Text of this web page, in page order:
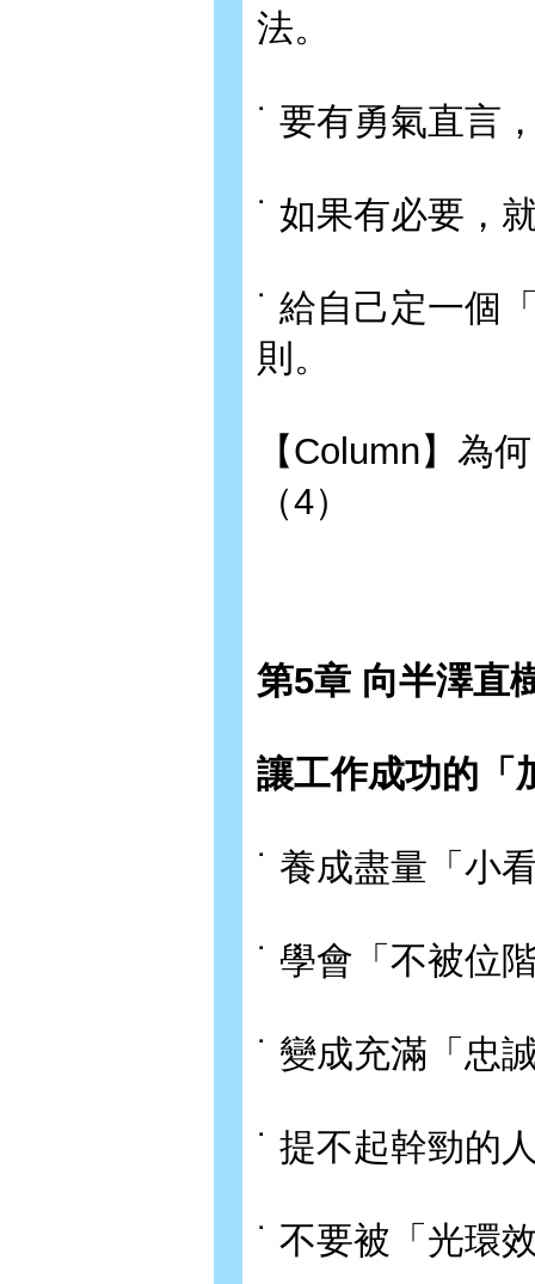
法。
˙ 要有勇氣直言
˙ 如果有必要，
˙ 給自己定一個
則。
【Column】為
（4）
第5章 向半澤直
讓工作成功的「
˙ 養成盡量「小
˙ 學會「不被位
˙ 變成充滿「忠
˙ 提不起幹勁的
˙ 不要被「光環